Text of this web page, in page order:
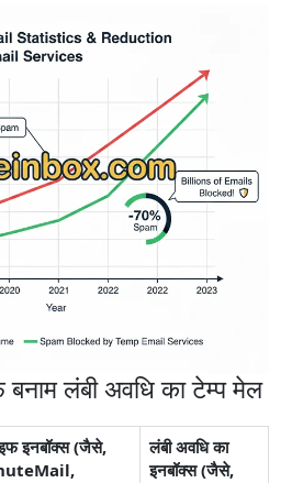
बनाम लंबी अवधि का टेम्प मेल
इनबॉक्स (जैसे,
लंबी अवधि का
इनबॉक्स (जैसे,